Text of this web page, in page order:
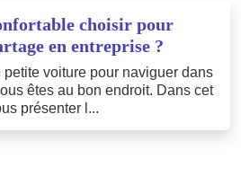
choisir pour
en entreprise ?
voiture pour naviguer dans
êtes au bon endroit. Dans cet
présenter l...